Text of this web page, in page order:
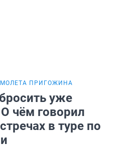
ПРИГОЖИНА
уже
чём говорил
в туре по